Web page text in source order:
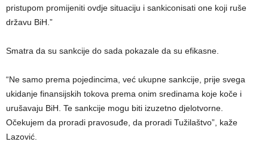
pristupom promijeniti ovdje situaciju i sankiconisati one koji ruše
državu BiH.”
Smatra da su sankcije do sada pokazale da su efikasne.
“Ne samo prema pojedincima, već ukupne sankcije, prije svega
ukidanje finansijskih tokova prema onim sredinama koje koče i
urušavaju BiH. Te sankcije mogu biti izuzetno djelotvorne.
Očekujem da proradi pravosuđe, da proradi Tužilaštvo”, kaže
Lazović.